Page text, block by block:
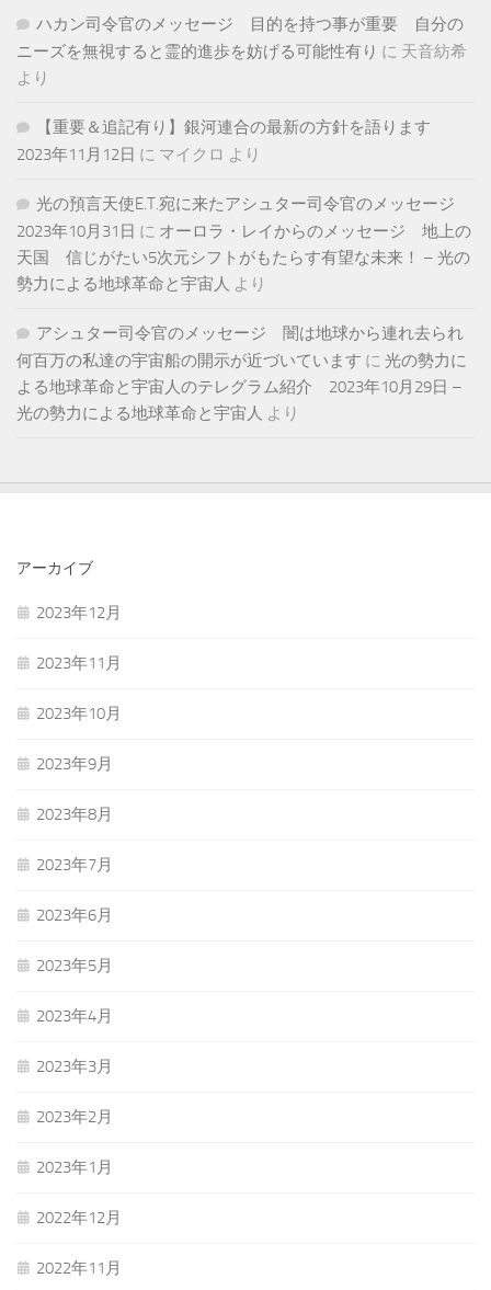
ハカン司令官のメッセージ 目的を持つ事が重要 自分の
ニーズを無視すると霊的進歩を妨げる可能性有り に 天音紡希
より
【重要＆追記有り】銀河連合の最新の方針を語ります
2023年11月12日 に マイクロ より
光の預言天使E.T.宛に来たアシュター司令官のメッセージ
2023年10月31日 に オーロラ・レイからのメッセージ 地上の
天国 信じがたい5次元シフトがもたらす有望な未来！ – 光の
勢力による地球革命と宇宙人 より
アシュター司令官のメッセージ 闇は地球から連れ去られ
何百万の私達の宇宙船の開示が近づいています に 光の勢力に
よる地球革命と宇宙人のテレグラム紹介 2023年10月29日 –
光の勢力による地球革命と宇宙人 より
アーカイブ
2023年12月
2023年11月
2023年10月
2023年9月
2023年8月
2023年7月
2023年6月
2023年5月
2023年4月
2023年3月
2023年2月
2023年1月
2022年12月
2022年11月